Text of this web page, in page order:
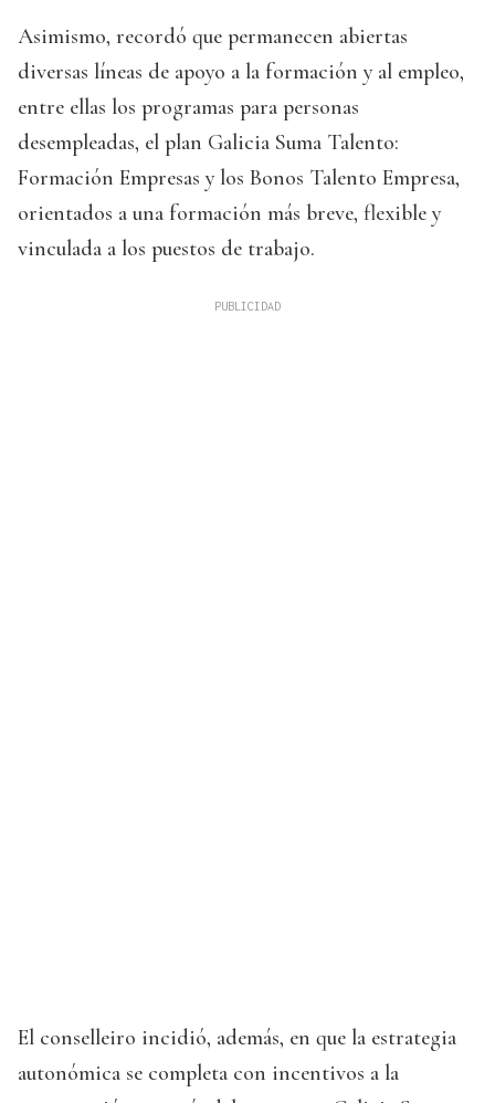
Asimismo, recordó que permanecen abiertas
diversas líneas de apoyo a la formación y al empleo,
entre ellas los programas para personas
desempleadas, el plan Galicia Suma Talento:
Formación Empresas y los Bonos Talento Empresa,
orientados a una formación más breve, flexible y
vinculada a los puestos de trabajo.
El conselleiro incidió, además, en que la estrategia
autonómica se completa con incentivos a la